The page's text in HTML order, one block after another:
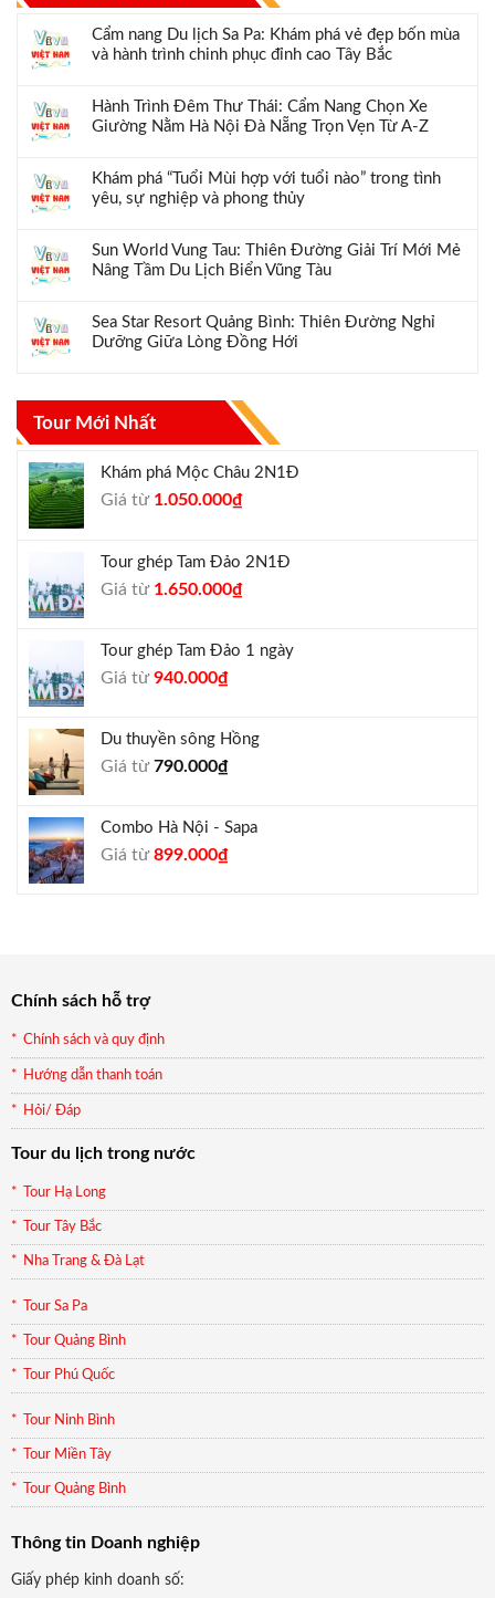
Cẩm nang Du lịch Sa Pa: Khám phá vẻ đẹp bốn mùa
và hành trình chinh phục đỉnh cao Tây Bắc
Hành Trình Đêm Thư Thái: Cẩm Nang Chọn Xe
Giường Nằm Hà Nội Đà Nẵng Trọn Vẹn Từ A-Z
Khám phá “Tuổi Mùi hợp với tuổi nào” trong tình
yêu, sự nghiệp và phong thủy
Sun World Vung Tau: Thiên Đường Giải Trí Mới Mẻ
Nâng Tầm Du Lịch Biển Vũng Tàu
Sea Star Resort Quảng Bình: Thiên Đường Nghỉ
Dưỡng Giữa Lòng Đồng Hới
Tour Mới Nhất
Khám phá Mộc Châu 2N1Đ
Giá từ Giá
1.300.000₫.
1.050.000₫Giá
là:
Tour ghép Tam Đảo 2N1Đ
Giá từ Giá
1.800.000₫.
1.650.000₫Giá
là:
Tour ghép Tam Đảo 1 ngày
Giá từGiá
1.000.000₫.
940.000₫Giá
là:
Du thuyền sông Hồng
Giá từ790.000₫
Combo Hà Nội - Sapa
Giá từGiá
899.000₫Giá
Chính sách hỗ trợ
Chính sách và quy định
Hướng dẫn thanh toán
Hỏi/ Đáp
Tour du lịch trong nước
Tour Hạ Long
Tour Tây Bắc
Nha Trang & Đà Lạt
Tour Sa Pa
Tour Quảng Bình
Tour Phú Quốc
Tour Ninh Bình
Tour Miền Tây
Tour Quảng Bình
Thông tin Doanh nghiệp
Giấy phép kinh doanh số: